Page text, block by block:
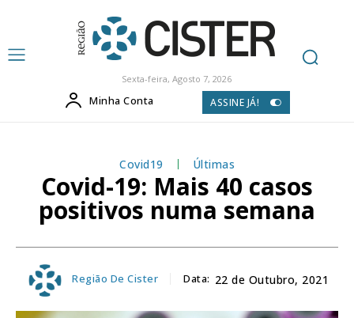
Sexta-feira, Agosto 7, 2026
Minha Conta ASSINE JÁ!
Covid19 Últimas
Covid-19: Mais 40 casos
positivos numa semana
Região De Cister Data: 22 de Outubro, 2021